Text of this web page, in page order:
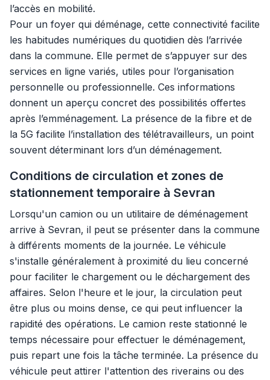
l’accès en mobilité.
Pour un foyer qui déménage, cette connectivité facilite
les habitudes numériques du quotidien dès l’arrivée
dans la commune. Elle permet de s’appuyer sur des
services en ligne variés, utiles pour l’organisation
personnelle ou professionnelle. Ces informations
donnent un aperçu concret des possibilités offertes
après l’emménagement. La présence de la fibre et de
la 5G facilite l’installation des télétravailleurs, un point
souvent déterminant lors d’un déménagement.
Conditions de circulation et zones de
stationnement temporaire à Sevran
Lorsqu'un camion ou un utilitaire de déménagement
arrive à Sevran, il peut se présenter dans la commune
à différents moments de la journée. Le véhicule
s'installe généralement à proximité du lieu concerné
pour faciliter le chargement ou le déchargement des
affaires. Selon l'heure et le jour, la circulation peut
être plus ou moins dense, ce qui peut influencer la
rapidité des opérations. Le camion reste stationné le
temps nécessaire pour effectuer le déménagement,
puis repart une fois la tâche terminée. La présence du
véhicule peut attirer l'attention des riverains ou des